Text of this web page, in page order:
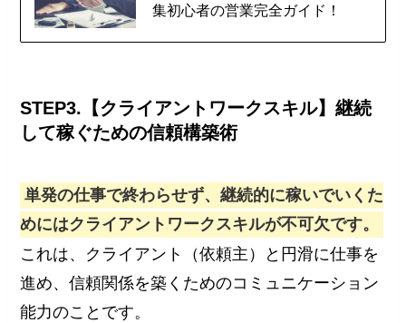
集初心者の営業完全ガイド！
STEP3.【クライアントワークスキル】継続
して稼ぐための信頼構築術
単発の仕事で終わらせず、継続的に稼いでいくた
めにはクライアントワークスキルが不可欠です。
これは、クライアント（依頼主）と円滑に仕事を
進め、信頼関係を築くためのコミュニケーション
能力のことです。